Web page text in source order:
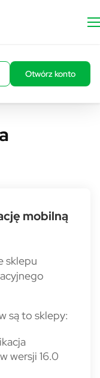
Otwórz konto
mobilną
sklepu
są to sklepy:
wersji 16.0